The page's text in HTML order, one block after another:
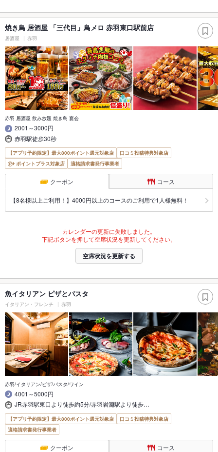
焼き鳥 居酒屋 「三代目」鳥メロ 赤羽東口駅前店
居酒屋 赤羽
赤羽 居酒屋 飲み放題 焼き鳥 宴会
2001～3000円
赤羽駅徒歩30秒
【アプリ予約限定】最大800ポイント還元対象店
口コミ投稿特典対象店
ポイントプラス対象店
適格請求書発行事業者
クーポン コース
【8名様以上ご利用！】4000円以上のコースのご利用で1人様無料！
カレンダーの更新に失敗しました。
下記ボタンを押して空席状況を更新してください。
空席状況を更新する
魚イタリアン ピザとパスタ
イタリアン・フレンチ 赤羽
赤羽/イタリアン/ピザ/パスタ/ワイン
4001～5000円
JR赤羽駅東口より徒歩約5分/赤羽岩淵駅より徒歩…
【アプリ予約限定】最大800ポイント還元対象店
口コミ投稿特典対象店
適格請求書発行事業者
クーポン コース